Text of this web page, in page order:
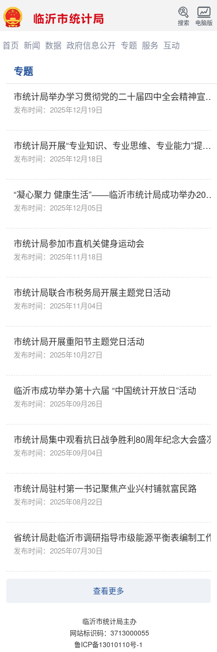
电脑版
搜索
首页 新闻 数据 政府信息公开 专题 服务 互动
专题
市统计局举办学习贯彻党的二十届四中全会精神宣讲
报告会
发布时间：2025年12月19日
市统计局开展“专业知识、专业思维、专业能力”提升
学习活动
发布时间：2025年12月18日
“凝心聚力 健康生活”——临沂市统计局成功举办2025
年职工趣味运动会
发布时间：2025年12月05日
市统计局参加市直机关健身运动会
发布时间：2025年11月18日
市统计局联合市税务局开展主题党日活动
发布时间：2025年11月04日
市统计局开展重阳节主题党日活动
发布时间：2025年10月27日
临沂市成功举办第十六届 “中国统计开放日”活动
发布时间：2025年09月26日
市统计局集中观看抗日战争胜利80周年纪念大会盛况
发布时间：2025年09月04日
市统计局驻村第一书记聚焦产业兴村铺就富民路
发布时间：2025年08月22日
省统计局赴临沂市调研指导市级能源平衡表编制工作
发布时间：2025年07月30日
查看更多
临沂市统计局主办
网站标识码：3713000055
鲁ICP备13010110号-1